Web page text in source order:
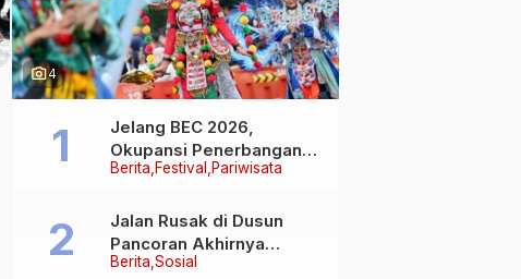
photo_camera4
Berita Festival Pariwisata
Jelang BEC 2026,
Okupansi Penerbangan
Jakarta-Banyuwangi
Berita Sosial
Jalan Rusak di Dusun
Pancoran Akhirnya
Diperbaiki, Aksi Gotong